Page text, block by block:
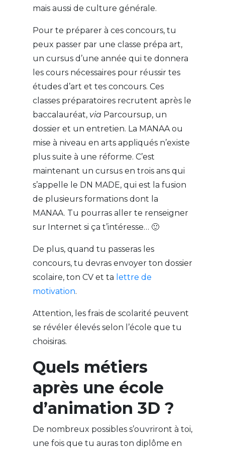
mais aussi de culture générale.
Pour te préparer à ces concours, tu
peux passer par une classe prépa art,
un cursus d’une année qui te donnera
les cours nécessaires pour réussir tes
études d’art et tes concours. Ces
classes préparatoires recrutent après le
baccalauréat, via Parcoursup, un
dossier et un entretien. La MANAA ou
mise à niveau en arts appliqués n’existe
plus suite à une réforme. C’est
maintenant un cursus en trois ans qui
s’appelle le DN MADE, qui est la fusion
de plusieurs formations dont la
MANAA. Tu pourras aller te renseigner
sur Internet si ça t’intéresse… 🙂
De plus, quand tu passeras les
concours, tu devras envoyer ton dossier
scolaire, ton CV et ta lettre de
motivation.
Attention, les frais de scolarité peuvent
se révéler élevés selon l’école que tu
choisiras.
Quels métiers
après une école
d’animation 3D ?
De nombreux possibles s’ouvriront à toi,
une fois que tu auras ton diplôme en